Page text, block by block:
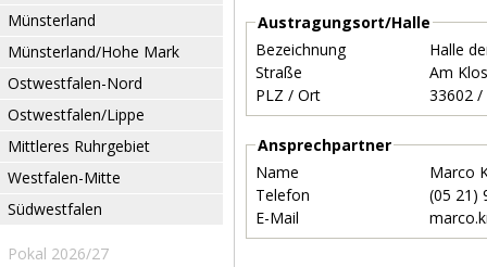
Münsterland
Münsterland/Hohe Mark
Ostwestfalen-Nord
Ostwestfalen/Lippe
Mittleres Ruhrgebiet
Westfalen-Mitte
Südwestfalen
Pokal 2026/27
Austragungsort/Halle
Bezeichnung
Halle
Straße
Am
PLZ / Ort
Ansprechpartner
Name
Marco
Telefon
(05 21)
E-Mail